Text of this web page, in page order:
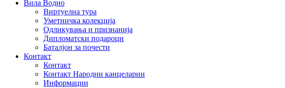
Вила Водно
Виртуелна тура
Уметничка колекција
Одликувања и признанија
Дипломатски подароци
Баталјон за почести
Контакт
Контакт
Контакт Народни канцеларии
Информации